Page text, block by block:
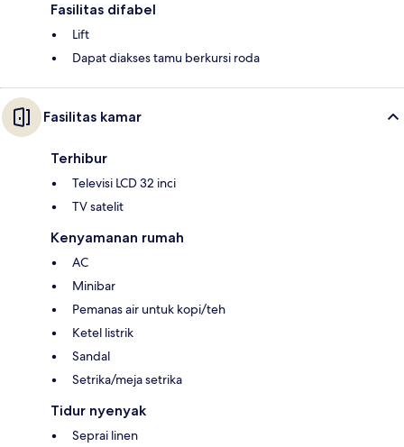
Fasilitas difabel
Lift
Dapat diakses tamu berkursi roda
Fasilitas kamar
Terhibur
Televisi LCD 32 inci
TV satelit
Kenyamanan rumah
AC
Minibar
Pemanas air untuk kopi/teh
Ketel listrik
Sandal
Setrika/meja setrika
Tidur nyenyak
Seprai linen